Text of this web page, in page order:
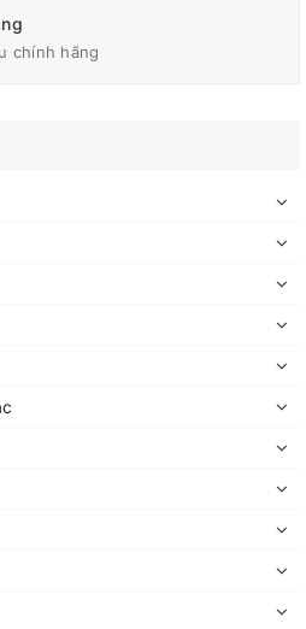
chính hãng